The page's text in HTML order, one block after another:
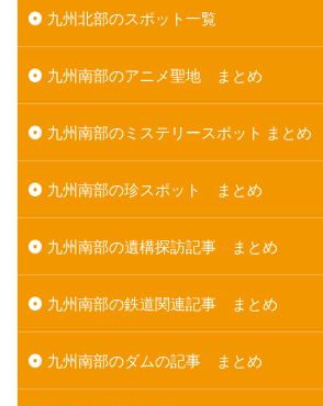
九州北部のスポット一覧
九州南部のアニメ聖地 まとめ
九州南部のミステリースポット まとめ
九州南部の珍スポット まとめ
九州南部の遺構探訪記事 まとめ
九州南部の鉄道関連記事 まとめ
九州南部のダムの記事 まとめ